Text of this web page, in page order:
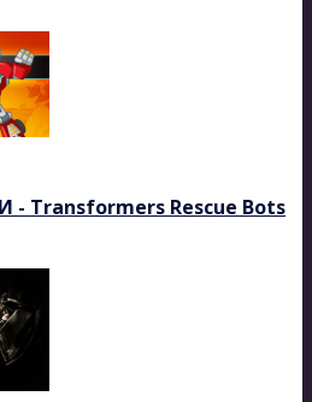
Transformers Rescue Bots